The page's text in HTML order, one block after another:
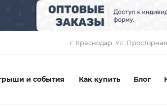
г. Краснодар, ​Ул.
и события Как купить Блог